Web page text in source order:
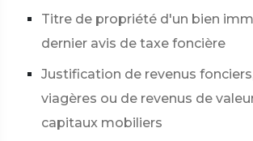
Titre de propriété d'un bien
dernier avis de taxe foncière
Justification de revenus
viagères ou de revenus de
capitaux mobiliers